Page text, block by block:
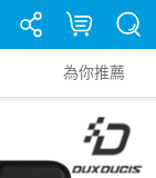
為你推薦